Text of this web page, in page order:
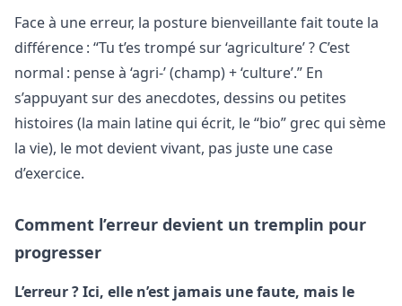
Face à une erreur, la posture bienveillante fait toute la
différence : “Tu t’es trompé sur ‘agriculture’ ? C’est
normal : pense à ‘agri-’ (champ) + ‘culture’.” En
s’appuyant sur des anecdotes, dessins ou petites
histoires (la main latine qui écrit, le “bio” grec qui sème
la vie), le mot devient vivant, pas juste une case
d’exercice.
Comment l’erreur devient un tremplin pour
progresser
L’erreur ? Ici, elle n’est jamais une faute, mais le